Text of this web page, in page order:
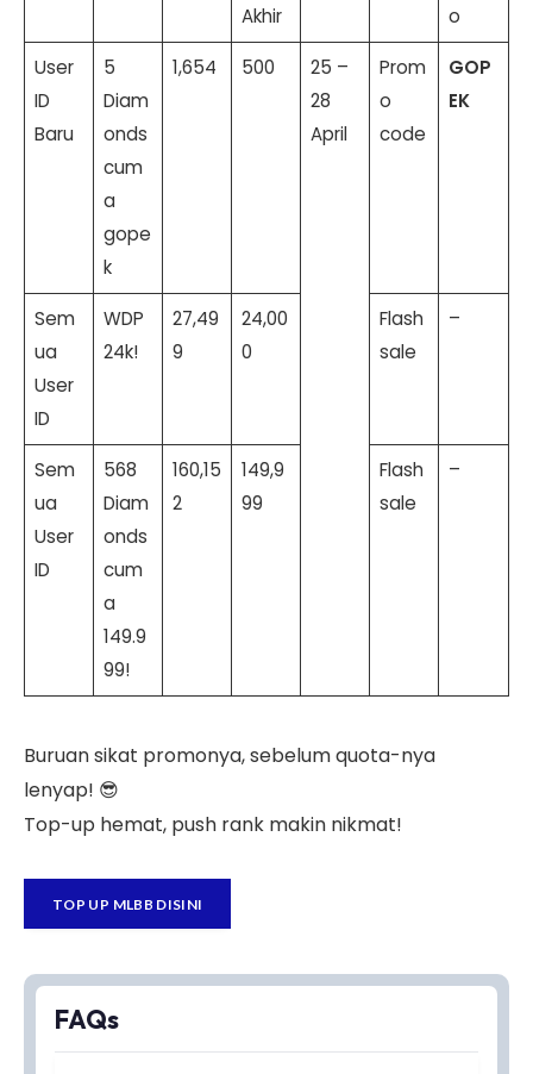
Akhir
o
User
ID
Baru
5
Diam
onds
cum
a
gope
k
1,654 500
25 –
28
April
Prom
o
code
GOP
EK
Sem
ua
User
ID
WDP
24k!
27,49
9
24,00
0
Flash
sale
–
Sem
ua
User
ID
568
Diam
onds
cum
a
149.9
99!
160,15
2
149,9
99
Flash
sale
–
Buruan sikat promonya, sebelum quota-nya
lenyap! 😎
Top-up hemat, push rank makin nikmat!
TOP UP MLBB DISINI
FAQs